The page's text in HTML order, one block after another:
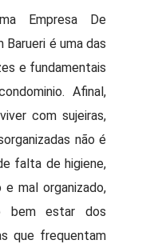
Empresa De
Barueri é uma das
e fundamentais
Afinal,
com sujeiras,
não é
falta de higiene,
mal organizado,
bem estar dos
que frequentam